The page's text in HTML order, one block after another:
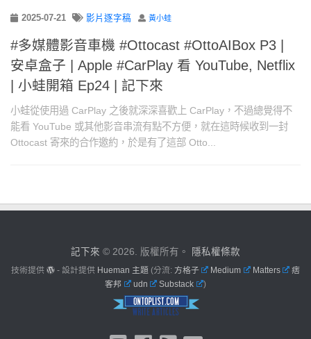
2025-07-21 影片逐字稿 黃小蛙
#多媒體影音車機 #Ottocast #OttoAIBox P3 |
安卓盒子 | Apple #CarPlay 看 YouTube, Netflix
| 小蛙開箱 Ep24 | 記下來
小蛙從使用過 CarPlay 之後就深深喜歡上 CarPlay，不過總覺得不
能看 YouTube 或其他影音串流有點不方便，就在這時候收到一封
Ottocast 寄來的合作邀約，於是有了這部 Otto...
記下來 © 2026. 版權所有。 隱私權條款
技術提供 - 設計提供 Hueman 主題 (分流: 方格子 Medium Matters
痞
客邦
udn Substack )